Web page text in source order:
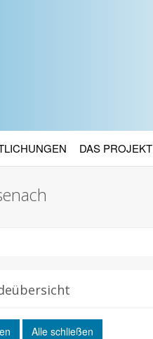
DAS PROJEKT
Alle schließen